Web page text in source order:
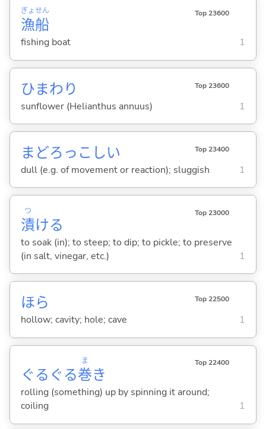
漁
ぎょ
船
せん Top 23600
fishing boat 1
ひまわり Top 23600
sunflower (Helianthus annuus) 1
まどろっこしい Top 23400
dull (e.g. of movement or reaction); sluggish 1
漬
つ
ける
Top 23000
to soak (in); to steep; to dip; to pickle; to preserve
(in salt, vinegar, etc.)
1
ほら Top 22500
hollow; cavity; hole; cave 1
ぐるぐる巻
ま
き
Top 22400
rolling (something) up by spinning it around;
coiling
1